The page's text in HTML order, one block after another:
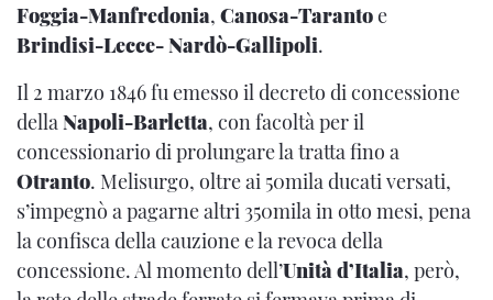
Foggia-Manfredonia, Canosa-Tarantoe
Brindisi-Lecce- Nardò-Gallipoli.
Il 2 marzo 1846 fu emesso il decreto di concessione
della Napoli-Barletta, con facoltà per il
concessionario di prolungare la tratta fino a
Otranto. Melisurgo, oltre ai 50mila ducati versati,
s’impegnò a pagarne altri 350mila in otto mesi, pena
la confisca della cauzione e la revoca della
concessione. Al momento dell’Unità d’Italia, però,